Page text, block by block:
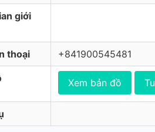
giới
thoại +841900545481
Xem bản đồ